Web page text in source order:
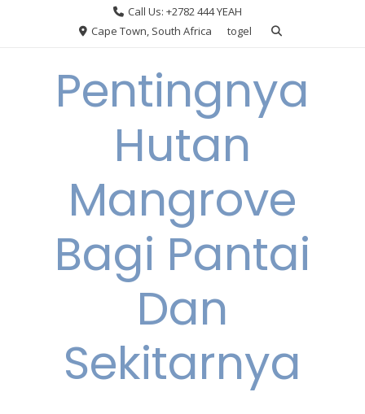
Call Us: +2782 444 YEAH
Cape Town, South Africa
togel
Pentingnya
Hutan
Mangrove
Bagi Pantai
Dan
Sekitarnya